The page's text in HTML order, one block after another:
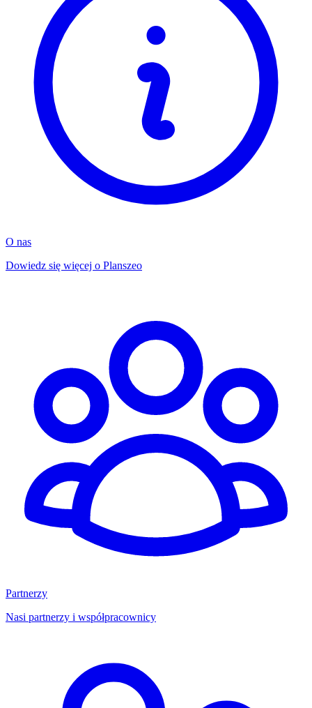
O nas
Dowiedz się więcej o Planszeo
Partnerzy
Nasi partnerzy i współpracownicy